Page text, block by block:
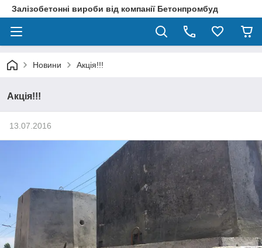
Залізобетонні вироби від компанії Бетонпромбуд
Новини Акція!!!
Акція!!!
13.07.2016